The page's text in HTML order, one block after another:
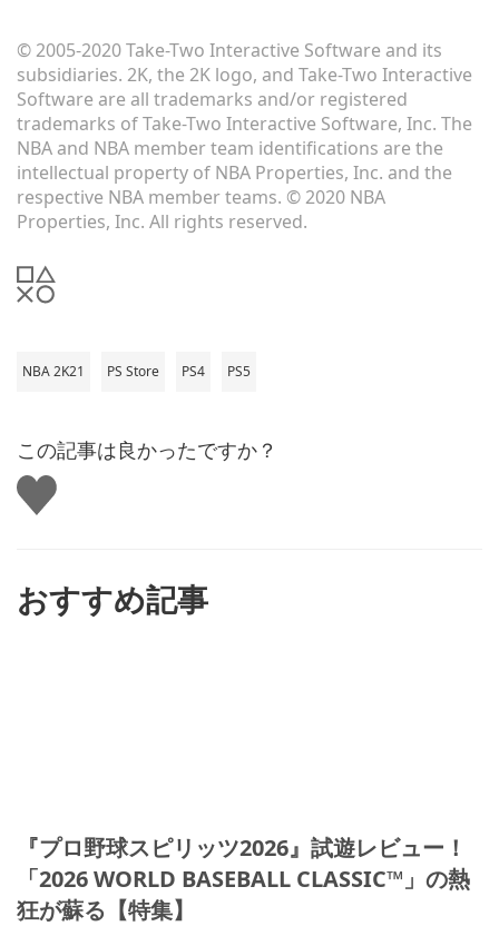
© 2005-2020 Take-Two Interactive Software and its
subsidiaries. 2K, the 2K logo, and Take-Two Interactive
Software are all trademarks and/or registered
trademarks of Take-Two Interactive Software, Inc. The
NBA and NBA member team identifications are the
intellectual property of NBA Properties, Inc. and the
respective NBA member teams. © 2020 NBA
Properties, Inc. All rights reserved.
NBA 2K21 PS Store PS4 PS5
この記事は良かったですか？
い
い
おすすめ記事
『プロ野球スピリッツ2026』試遊レビュー！
「2026 WORLD BASEBALL CLASSIC™」の熱
狂が蘇る【特集】